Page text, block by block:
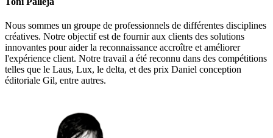
Nous sommes un groupe de professionnels de différentes disciplines
créatives. Notre objectif est de fournir aux clients des solutions
innovantes pour aider la reconnaissance accroître et améliorer
l'expérience client. Notre travail a été reconnu dans des compétitions
telles que le Laus, Lux, le delta, et des prix Daniel conception
éditoriale Gil, entre autres.